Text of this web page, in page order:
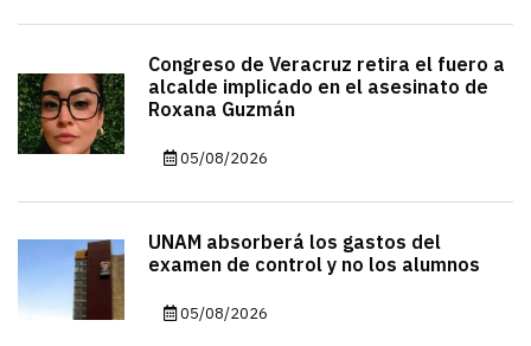
Congreso de Veracruz retira el fuero a
alcalde implicado en el asesinato de
Roxana Guzmán
05/08/2026
UNAM absorberá los gastos del
examen de control y no los alumnos
05/08/2026